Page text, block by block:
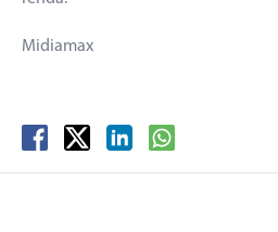
Midiamax